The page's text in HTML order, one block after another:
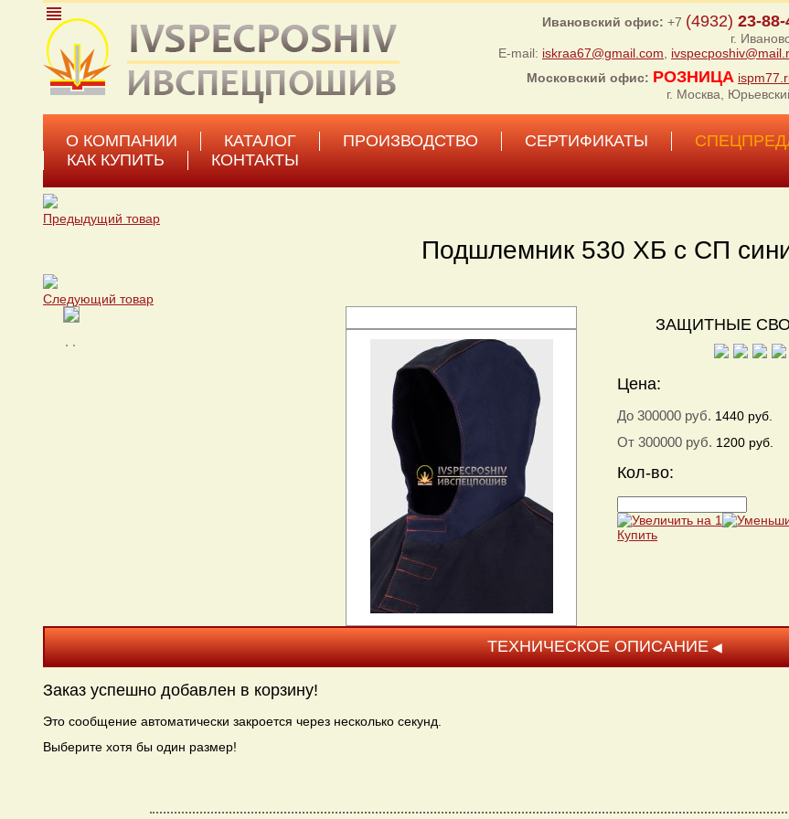
view_headline Ивановский офис: +7 (4932) 23-88-
г.
E-mail: iskraa67@gmail.com
Московский офис: РОЗНИЦА
г. Москва,
О КОМПАНИИ КАТАЛОГ ПРОИЗВОДСТВО СЕРТИФИКАТЫ
КАК КУПИТЬ
КОНТАКТЫ
Каталог Подшлемники
Предыдущий товар
Подшлемник 530 ХБ с СП
Следующий товар
ЗАЩИТНЫЕ
Цена:
До 300000 руб. 1440 руб.
От 300000 руб. 1200 руб.
Кол-во:
Купить
ТЕХНИЧЕСКОЕ ОПИСАНИЕ
Заказ успешно добавлен в корзину!
Это сообщение автоматически закроется через несколько секунд.
Выберите хотя бы один размер!